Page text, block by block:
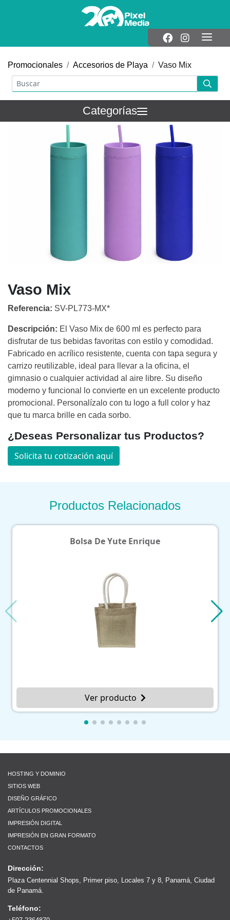
Promocionales Accesorios de Playa Vaso Mix
Categorías
Vaso Mix
Referencia: SV-PL773-MX*
Descripción: El Vaso Mix de 600 ml es perfecto para
disfrutar de tus bebidas favoritas con estilo y comodidad.
Fabricado en acrílico resistente, cuenta con tapa segura y
carrizo reutilizable, ideal para llevar a la oficina, el
gimnasio o cualquier actividad al aire libre. Su diseño
moderno y funcional lo convierte en un excelente producto
promocional. Personalízalo con tu logo a full color y haz
que tu marca brille en cada sorbo.
¿Deseas Personalizar tus Productos?
Solicita tu cotización aquí
Productos Relacionados
Bolsa De Yute Enrique
Ver producto
HOSTING Y DOMINIO
SITIOS WEB
DISEÑO GRÁFICO
ARTÍCULOS PROMOCIONALES
IMPRESIÓN DIGITAL
IMPRESIÓN EN GRAN FORMATO
CONTACTOS
Dirección:
Plaza Centennial Shops, Primer piso, Locales 7 y 8, Panamá, Ciudad
de Panamá.
Teléfono: